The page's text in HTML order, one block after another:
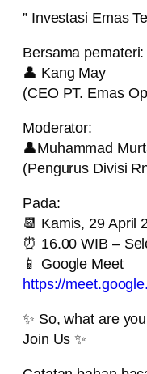
” Investasi Emas
Bersama pemateri:
👤 Kang May
(CEO PT. Emas
Moderator:
👤Muhammad
(Pengurus Divisi
Pada:
📆 Kamis, 29 April
⏰ 16.00 WIB –
📱 Google Meet
https://
✨ So, what are
Join Us ✨